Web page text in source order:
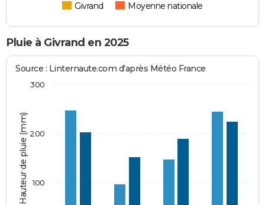
Givrand Moyenne nationale
Pluie à Givrand en 2025
Hauteur de pluie (mm)
Source : Linternaute.com d'après Météo France
100
200
300